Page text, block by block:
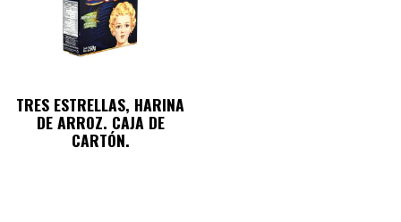
TRES ESTRELLAS, HARINA
DE ARROZ. CAJA DE
CARTÓN.